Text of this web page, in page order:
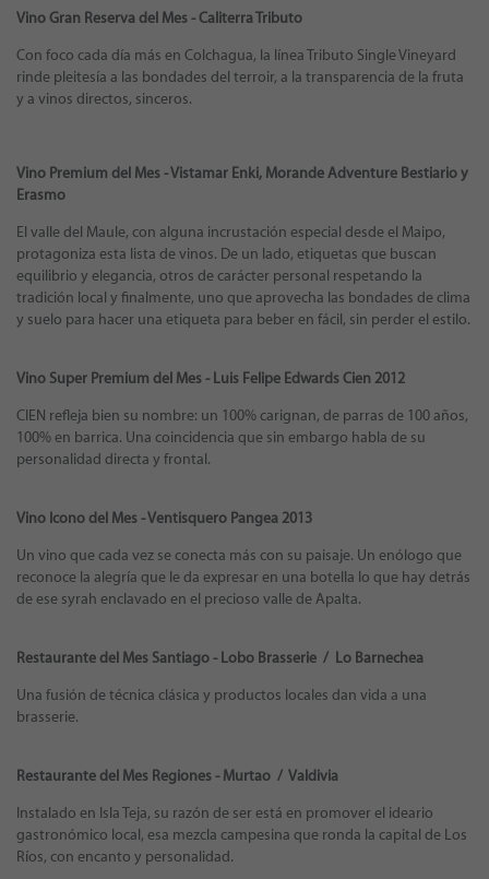
Vino Gran Reserva del Mes - Caliterra Tributo
Con foco cada día más en Colchagua, la línea Tributo Single Vineyard
rinde pleitesía a las bondades del terroir, a la transparencia de la fruta
y a vinos directos, sinceros.
Vino Premium del Mes - Vistamar Enki, Morande Adventure Bestiario y
Erasmo
El valle del Maule, con alguna incrustación especial desde el Maipo,
protagoniza esta lista de vinos. De un lado, etiquetas que buscan
equilibrio y elegancia, otros de carácter personal respetando la
tradición local y finalmente, uno que aprovecha las bondades de clima
y suelo para hacer una etiqueta para beber en fácil, sin perder el estilo.
Vino Super Premium del Mes - Luis Felipe Edwards Cien 2012
CIEN refleja bien su nombre: un 100% carignan, de parras de 100 años,
100% en barrica. Una coincidencia que sin embargo habla de su
personalidad directa y frontal.
Vino Icono del Mes - Ventisquero Pangea 2013
Un vino que cada vez se conecta más con su paisaje. Un enólogo que
reconoce la alegría que le da expresar en una botella lo que hay detrás
de ese syrah enclavado en el precioso valle de Apalta.
Restaurante del Mes Santiago - Lobo Brasserie / Lo Barnechea
Una fusión de técnica clásica y productos locales dan vida a una
brasserie.
Restaurante del Mes Regiones - Murtao / Valdivia
Instalado en Isla Teja, su razón de ser está en promover el ideario
gastronómico local, esa mezcla campesina que ronda la capital de Los
Ríos, con encanto y personalidad.